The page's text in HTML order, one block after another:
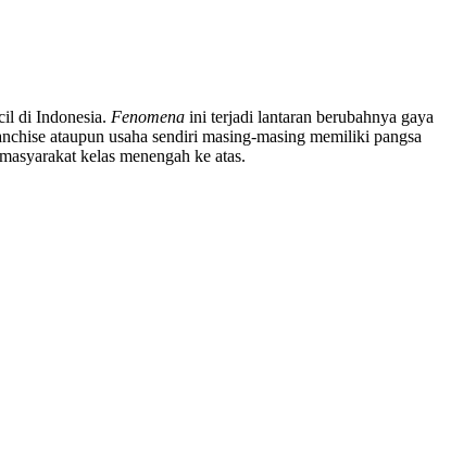
di Indonesia. Fenomena ini terjadi lantaran berubahnya gaya
ataupun usaha sendiri masing-masing memiliki pangsa
kelas menengah ke atas.